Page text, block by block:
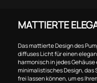
MATTIERTE
Das mattierte Design des
diffuses Licht für einen
harmonisch in jedes
minimalistisches Design,
frei lassen können, um es